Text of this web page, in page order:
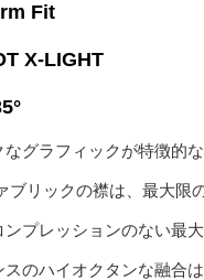
Fit
X-LIGHT
グラフィックが特徴的
リックの襟は、最大限
プレッションのない最
のハイオクタンな融合